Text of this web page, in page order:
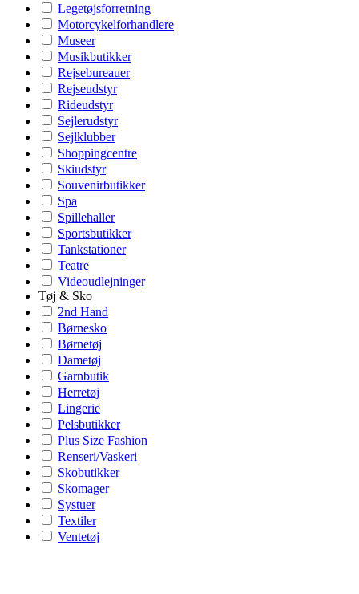
Legetøjsforretning
Motorcykelforhandlere
Museer
Musikbutikker
Rejsebureauer
Rejseudstyr
Rideudstyr
Sejlerudstyr
Sejlklubber
Shoppingcentre
Skiudstyr
Souvenirbutikker
Spa
Spillehaller
Sportsbutikker
Tankstationer
Teatre
Videoudlejninger
Tøj & Sko
2nd Hand
Børnesko
Børnetøj
Dametøj
Garnbutik
Herretøj
Lingerie
Pelsbutikker
Plus Size Fashion
Renseri/Vaskeri
Skobutikker
Skomager
Systuer
Textiler
Ventetøj